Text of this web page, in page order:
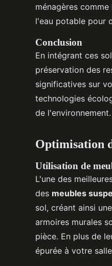
ménagères
l'eau potable pour
Conclusion
En intégrant ces
préservation des
significatives sur
technologies
de l'environnement.
Optimisation
Utilisation de
L'une des
des meubles
sol, créant ainsi
armoires murales
pièce. En plus de
épurée à votre